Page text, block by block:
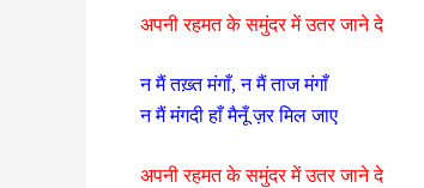
अपनी रहमत के समुंदर में उतर जाने दे
न मैं तख़्त मंगाँ, न मैं ताज मंगाँ
न मैं मंगदी हाँ मैनूँ ज़र मिल जाए
अपनी रहमत के समुंदर में उतर जाने दे